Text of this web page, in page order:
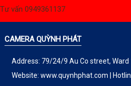
Tư vấn 0949361137
CAMERA QUỲNH PHÁT
Address: 79/24/9 Au Co street, Ward
Website: www.quynhphat.com |